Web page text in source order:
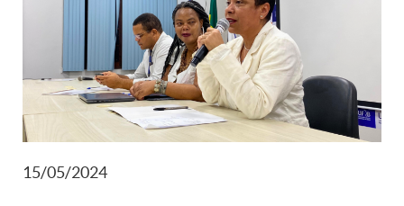
15/05/2024